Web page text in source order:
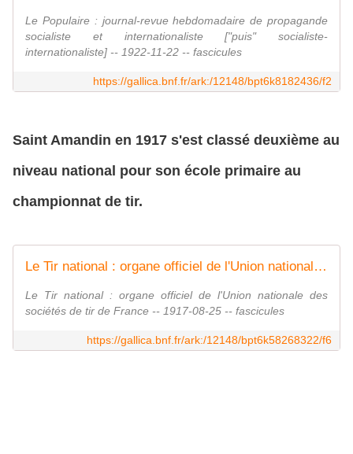
Le Populaire : journal-revue hebdomadaire de propagande
socialiste et internationaliste ["puis" socialiste-
internationaliste] -- 1922-11-22 -- fascicules
https://gallica.bnf.fr/ark:/12148/bpt6k8182436/f2
Saint Amandin en 1917 s'est classé deuxième au
niveau national pour son école primaire au
championnat de tir.
Le Tir national : organe officiel de l'Union nationale des sociétés de tir de France
Le Tir national : organe officiel de l'Union nationale des
sociétés de tir de France -- 1917-08-25 -- fascicules
https://gallica.bnf.fr/ark:/12148/bpt6k58268322/f6